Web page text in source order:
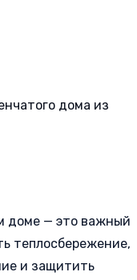
дома из
доме — это важный
теплосбережение,
и защитить